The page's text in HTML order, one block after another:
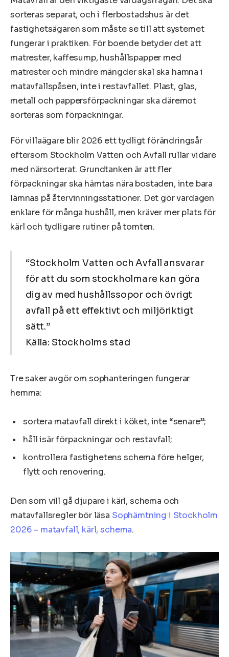
sorteras separat, och i flerbostadshus är det
fastighetsägaren som måste se till att systemet
fungerar i praktiken. För boende betyder det att
matrester, kaffesump, hushållspapper med
matrester och mindre mängder skal ska hamna i
matavfallspåsen, inte i restavfallet. Plast, glas,
metall och pappersförpackningar ska däremot
sorteras som förpackningar.
För villaägare blir 2026 ett tydligt förändringsår
eftersom Stockholm Vatten och Avfall rullar vidare
med närsorterat. Grundtanken är att fler
förpackningar ska hämtas nära bostaden, inte bara
lämnas på återvinningsstationer. Det gör vardagen
enklare för många hushåll, men kräver mer plats för
kärl och tydligare rutiner på tomten.
“Stockholm Vatten och Avfall ansvarar
för att du som stockholmare kan göra
dig av med hushållssopor och övrigt
avfall på ett effektivt och miljöriktigt
sätt.”
Källa: Stockholms stad
Tre saker avgör om sophanteringen fungerar
hemma:
sortera matavfall direkt i köket, inte “senare”;
håll isär förpackningar och restavfall;
kontrollera fastighetens schema före helger,
flytt och renovering.
Den som vill gå djupare i kärl, schema och
matavfallsregler bör läsa Sophämtning i Stockholm
2026 – matavfall, kärl, schema.